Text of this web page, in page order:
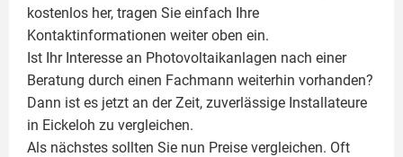
kostenlos her, tragen Sie einfach Ihre
Kontaktinformationen weiter oben ein.
Ist Ihr Interesse an Photovoltaikanlagen nach einer
Beratung durch einen Fachmann weiterhin vorhanden?
Dann ist es jetzt an der Zeit, zuverlässige Installateure
in Eickeloh zu vergleichen.
Als nächstes sollten Sie nun Preise vergleichen. Oft